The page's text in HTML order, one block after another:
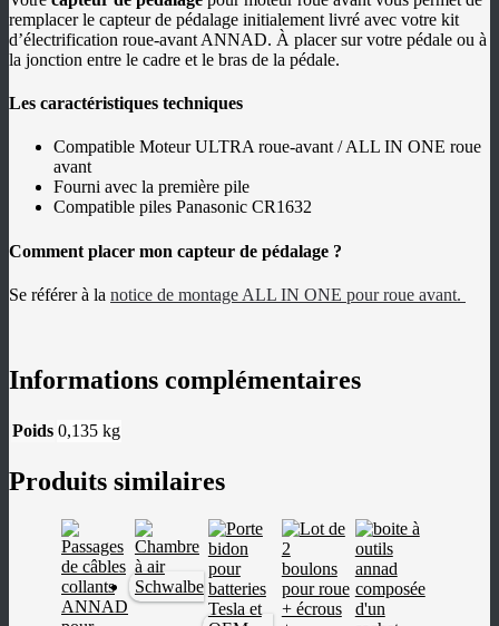
LANGUES
MOTEURS
BATTERIES
ÉQUIPEMENTS
MOTEURS
AVANT
MOTEURS
ROUE
ARRIÈRE
BATTERIES
BATTERIES
OEM
TRAPÈZE
CÂBLES
ACCESSOIRES
SERVICES
CHOISIR
KIT
CONSEILS
NOTICES
D’ÉLECTRIFICATION
remplacer le capteur de pédalage initialement livré avec votre kit
d’électrification roue-avant ANNAD. À placer sur votre pédale ou à
la jonction entre le cadre et le bras de la pédale.
Les caractéristiques techniques
Compatible Moteur ULTRA roue-avant / ALL IN ONE roue
avant
Fourni avec la première pile
Compatible piles Panasonic CR1632
Comment placer mon capteur de pédalage ?
Se référer à la notice de montage ALL IN ONE pour roue avant.
Informations complémentaires
Poids 0,135 kg
Produits similaires